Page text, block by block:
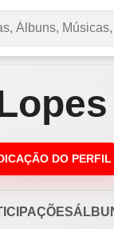
DO PERFIL